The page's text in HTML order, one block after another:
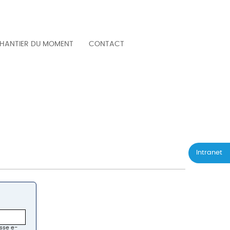
DU MOMENT CONTACT
e-
Intranet